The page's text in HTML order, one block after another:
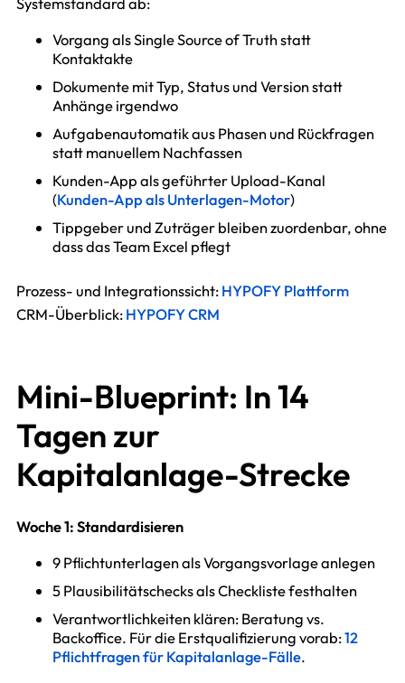
Vorgang als Single Source of Truth statt
Kontaktakte
Dokumente mit Typ, Status und Version statt
Anhänge irgendwo
Aufgabenautomatik aus Phasen und Rückfragen
statt manuellem Nachfassen
Kunden-App als geführter Upload-Kanal
(Kunden-App als Unterlagen-Motor)
Tippgeber und Zuträger bleiben zuordenbar, ohne
dass das Team Excel pflegt
Prozess- und Integrationssicht:HYPOFY Plattform
CRM-Überblick:HYPOFY CRM
Mini-Blueprint: In 14
Tagen zur
Kapitalanlage-Strecke
Woche 1: Standardisieren
9 Pflichtunterlagen als Vorgangsvorlage anlegen
5 Plausibilitätschecks als Checkliste festhalten
Verantwortlichkeiten klären: Beratung vs.
Backoffice. Für die Erstqualifizierung vorab:12
Pflichtfragen für Kapitalanlage-Fälle.